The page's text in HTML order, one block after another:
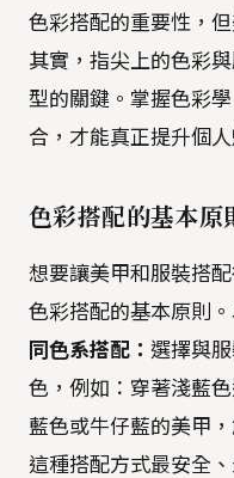
色彩搭配的重要性，
其實，指尖上的色彩
型的關鍵。掌握色彩
合，才能真正提升個人
色彩搭配的基本原
想要讓美甲和服裝搭
色彩搭配的基本原則
同色系搭配： 選擇與
色，例如：穿著淺藍
藍色或牛仔藍的美甲
這種搭配方式最安全